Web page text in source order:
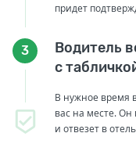
придет
3
Водитель
с
В нужное время
вас на месте. Он
и отвезет в